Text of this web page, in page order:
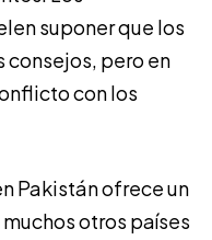
suponer que los
consejos, pero en
con los
Pakistán ofrece un
otros países